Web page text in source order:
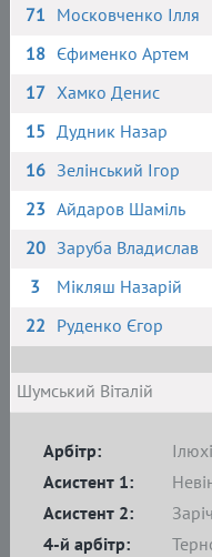
71 Московченко Ілля
18 Єфименко Артем
17 Хамко Денис
15 Дудник Назар
16 Зелінський Ігор
23 Айдаров Шаміль
20 Заруба Владислав
3
Мікляш Назарій
22 Руденко Єгор
Шумський Віталій
Арбітр:
Асистент 1:
Асистент 2:
4-й арбітр: